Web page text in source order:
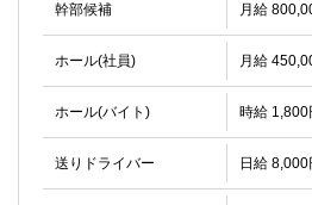
幹部候補 月給
ホール(社員) 月給
ホール(バイト) 時給 1,800
送りドライバー 日給
①歌舞伎町 ②新宿 ③西部新宿
①歌舞
①銀座 ②新橋
錦糸町(
①東武練馬 ②成増・板橋 ③大
池袋東口
金町
大井町
大泉学園
下赤塚